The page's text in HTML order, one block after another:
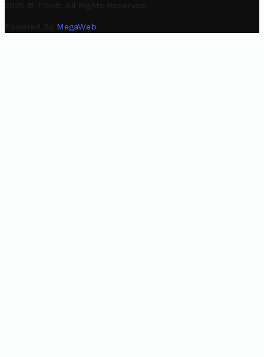
2025 © Trovit. All Rights Reserved.
Powered By MegaWeb